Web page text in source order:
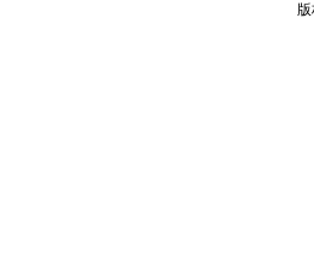
版